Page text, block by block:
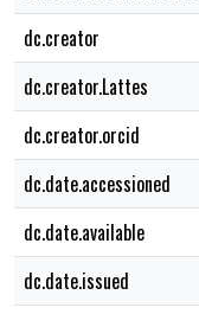
dc.creator
dc.creator.Lattes
dc.creator.orcid
dc.date.accessioned
dc.date.available
dc.date.issued